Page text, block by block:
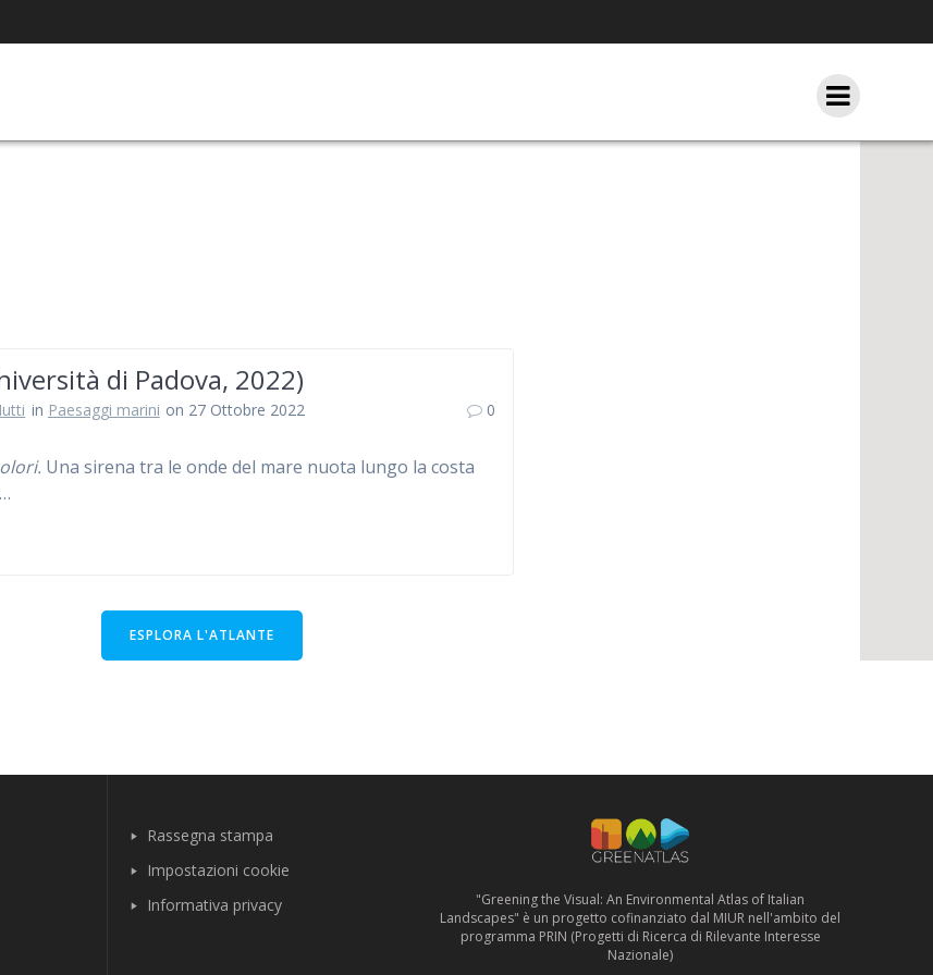
di Padova, 2022)
in Paesaggi marini on 27 Ottobre 2022 0
Una sirena tra le onde del mare nuota lungo la costa
ESPLORA L'ATLANTE
Rassegna stampa
Impostazioni cookie
Informativa privacy
"Greening the Visual: An Environmental Atlas of Italian
Landscapes" è un progetto cofinanziato dal MIUR nell'ambito del
programma PRIN (Progetti di Ricerca di Rilevante Interesse
Nazionale)